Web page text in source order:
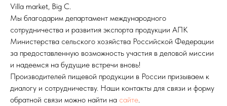
Villa market, Big C.
Мы благодарим департамент международного
сотрудничества и развития экспорта продукции АПК
Министерства сельского хозяйства Российской Федерации
за предоставленную возможность участия в деловой миссии
и надеемся на будущие встречи вновь!
Производителей пищевой продукции в России призываем к
диалогу и сотрудничеству. Наши контакты для связи и форму
обратной связи можно найти на сайте.